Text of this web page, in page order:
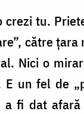
crezi tu.
către
Nici o
E un fel de
a fi dat